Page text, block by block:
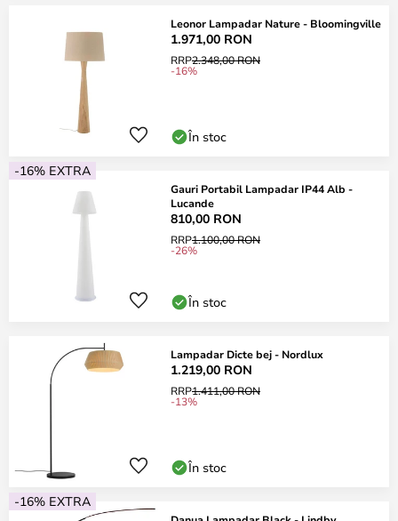
Leonor Lampadar Nature - Bloomingville
1.971,00 RON
RRP2.348,00 RON
-16%
În stoc
-16% EXTRA
Gauri Portabil Lampadar IP44 Alb -
Lucande
810,00 RON
RRP1.100,00 RON
-26%
În stoc
Lampadar Dicte bej - Nordlux
1.219,00 RON
RRP1.411,00 RON
-13%
În stoc
-16% EXTRA